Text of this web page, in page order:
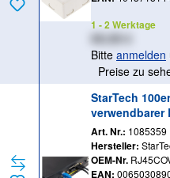
1 - 2 Werktage
Bitte anmelden
Preise zu
StarTech
verwendbarer
- Einrastbare
Art. Nr.: 1085359
Hersteller:
OEM-Nr.
EAN: